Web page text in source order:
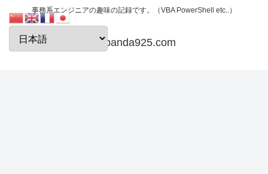
事務系エンジニアの趣味の記録です。（VBA PowerShell etc..）
papanda925.com